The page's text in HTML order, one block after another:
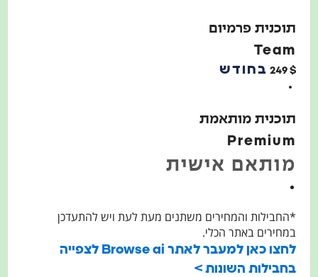
תוכנית פרמיום
Team
$
249 בחודש
תוכנית מותאמת
Premium
מותאם אישית
*החבילות והמחירים משתנים מעת לעת ויש להתעדכן
במחירים באתר הכלי.
לחצו כאן למעבר לאתר Browse ai לצפייה
בחבילות השונות >